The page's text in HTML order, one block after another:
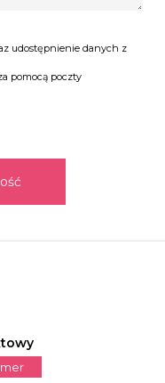
udostępnienie danych z
pomocą poczty